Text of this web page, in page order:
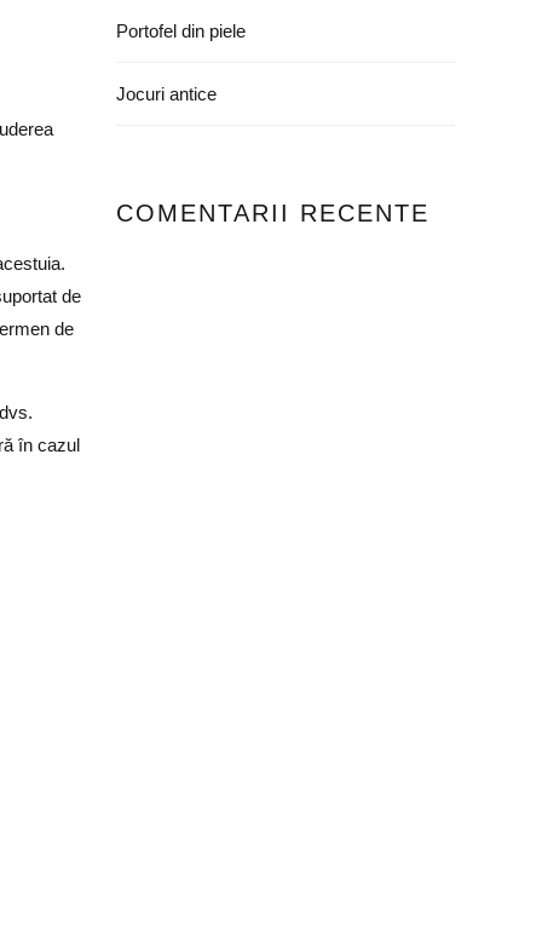
de
de
în cazul
Portofel din piele
Jocuri antice
COMENTARII RECENTE